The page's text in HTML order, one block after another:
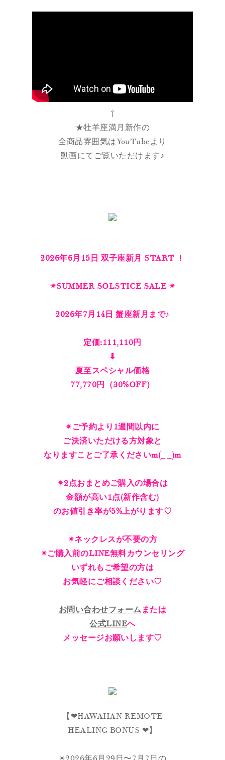
⇧
★牡羊座満月新作の
全商品雰囲気はYouTubeより
動画にてご覧いただけます♪
2026年6月15日 双子座新月 START ！
✴︎SUMMER SOLSTICE SALE ✴︎
2026年7月14日 蟹座新月まで♪
定価:111,110円
⬇︎
夏至スペシャル価格
77,770円（30%OFF）
✴︎ご予約より1週間以内に
ご決済いただける方対象と
なりますことご了承くださいm(_ _)m
✴︎2点おまとめご購入の場合は
金額が高い1点(新作含む)
のお値引き率が5%上がります♡
✴︎ネックレスが不要の方
✴︎ご購入前のLINE無料カウンセリング
いずれもご希望の方は
お気軽にご相談ください♡
お問い合わせフォーム または
公式LINEへ
メッセージお願いします♡
【❤︎HAWAIIAN REMOTE
HEALING BONUS ❤︎】